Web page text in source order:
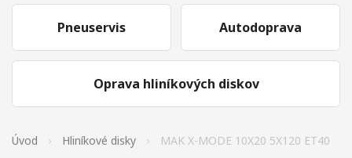
Pneuservis
Oprava hliníkových diskov
Autodoprava
Úvod Hliníkové disky MAK X-MODE 10X20 5X120 ET40